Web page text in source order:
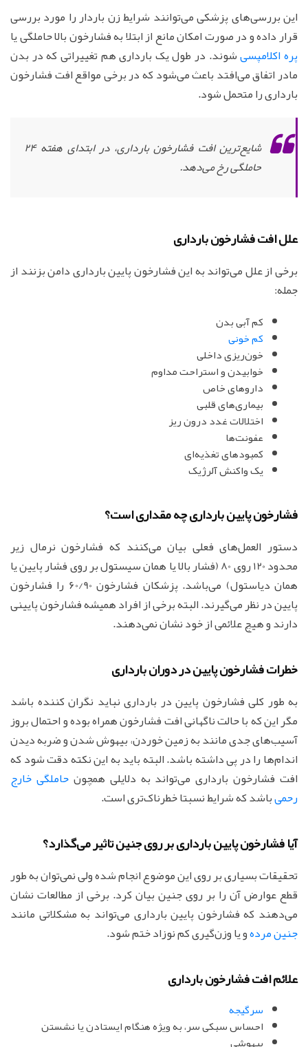
این بررسی‌های پزشکی می‌توانند شرایط زن باردار را مورد بررسی
قرار داده و در صورت امکان مانع از ابتلا به فشارخون بالا حاملگی یا
پره اکلامپسیشوند. در طول یک بارداری هم تغییراتی که در بدن
مادر اتفاق می‌افتد باعث می‌شود که در برخی مواقع افت فشارخون
بارداری را متحمل شود.
شایع‌ترین افت فشارخون بارداری، در ابتدای هفته 24
حاملگی رخ می‌دهد.
علل افت فشارخون بارداری
برخی از علل می‌تواند به این فشارخون پایین بارداری دامن بزنند از
جمله:
کم آبی بدن
کم خونی
خون‌ریزی داخلی
خوابیدن و استراحت مداوم
داروهای خاص
بیماری‌های قلبی
اختلالات غدد درون ریز
عفونت‌ها
کمبودهای تغذیه‌ای
یک واکنش آلرژیک
فشارخون پایین بارداری چه مقداری است؟
دستور العمل‌های فعلی بیان می‌کنند که فشارخون نرمال زیر
محدود 120 روی 80 (فشار بالا یا همان سیستول بر روی فشار پایین یا
همان دیاستول) می‌باشد. پزشکان فشارخون 60/90 را فشارخون
پایین در نظر می‌گیرند. البته برخی از افراد همیشه فشارخون پایینی
دارند و هیچ علائمی از خود نشان نمی‌دهند.
خطرات فشارخون پایین در دوران بارداری
به طور کلی فشارخون پایین در بارداری نباید نگران کننده باشد
مگر این که با حالت ناگهانی افت فشارخون همراه بوده و احتمال بروز
آسیب‌های جدی مانند به زمین خوردن، بیهوش شدن و ضربه دیدن
اندام‌ها را در پی داشته باشد. البته باید به این نکته دقت شود که
افت فشارخون بارداری می‌تواند به دلایلی همچونحاملگی خارج
رحمی‌باشد که شرایط نسبتا خطرناک‌تری است.
آیا فشارخون پایین بارداری بر روی جنین تاثیر می‌گذارد؟
تحقیقات بسیاری بر روی این موضوع انجام شده ولی نمی‌توان به طور
قطع عوارض آن را بر روی جنین بیان کرد. برخی از مطالعات نشان
می‌دهند که فشارخون پایین بارداری می‌تواند به مشکلاتی مانند
جنین مردهو یا وزن‌گیری کم نوزاد ختم شود.
علائم افت فشارخون بارداری
سرگیجه
احساس سبکی سر، به ویژه هنگام ایستادن یا نشستن
بیهوشی